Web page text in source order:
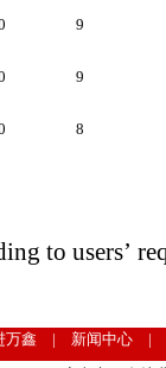
9
9
8
to users’
万鑫 | 新闻中心 |